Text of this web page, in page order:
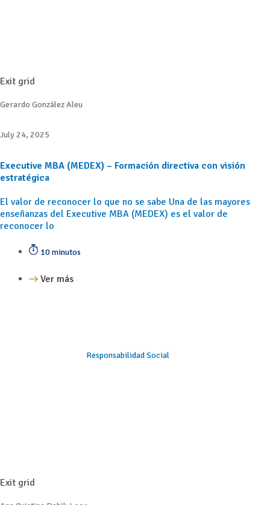
Exit grid
Gerardo González Aleu
July 24, 2025
Executive MBA (MEDEX) – Formación directiva con visión
estratégica
El valor de reconocer lo que no se sabe Una de las mayores
enseñanzas del Executive MBA (MEDEX) es el valor de
reconocer lo
10 minutos
Ver más
Responsabilidad Social
Exit grid